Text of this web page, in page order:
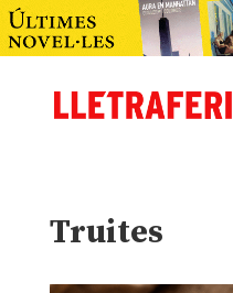
Truites